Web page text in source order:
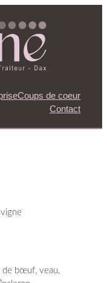
Coups de coeur
Contact
de bœuf, veau,